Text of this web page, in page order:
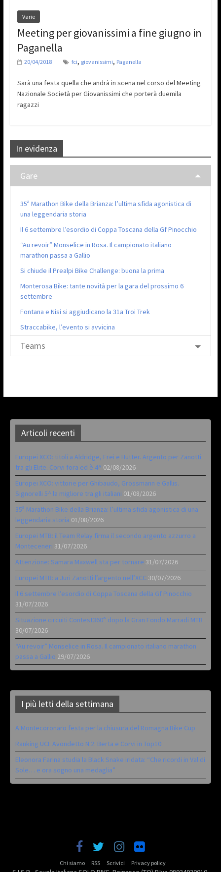
Varie
Meeting per giovanissimi a fine giugno in
Paganella
20/04/2018 fci, giovanissimi, Paganella
Sarà una festa quella che andrà in scena nel corso del Meeting
Nazionale Società per Giovanissimi che porterà duemila
ragazzi
In evidenza
Gare
35ª Marathon Bike della Brianza: l’ultima sfida agonistica di
una leggendaria storia
Il 6 settembre l’esordio di Coppa Toscana della Gf Pinocchio
“Au revoir” Monselice in Rosa. Il campionato italiano
marathon passa a Gallio
Si chiude il Prealpi Bike Challenge: buona la prima
Monterosa Bike: tante novità per la gara del prossimo 6
settembre
Fontana e Nisi si aggiudicano la 31a Troi Trek
Straccabike, l’evento si avvicina
Teams
Articoli recenti
Europei XCO: titoli a Aldridge, Frei e Hutter. Argento per Zanotti
tra gli Elite. Corvi fora ed è 4^ 02/08/2026
Europei XCO: vittorie per Ghibaudo, Grossmann e Gallis.
Signorelli 5^ la migliore tra gli italiani 01/08/2026
35ª Marathon Bike della Brianza: l’ultima sfida agonistica di una
leggendaria storia 01/08/2026
Europei MTB: il Team Relay firma il secondo argento azzurro a
Monteceneri 31/07/2026
Attenzione: Samara Maxwell sta per tornare 31/07/2026
Europei MTB: a Juri Zanotti l’argento nell’XCC 30/07/2026
Il 6 settembre l’esordio di Coppa Toscana della Gf Pinocchio
31/07/2026
Situazione circuiti Contest360° dopo la Gran Fondo Marradi MTB
30/07/2026
“Au revoir” Monselice in Rosa. Il campionato italiano marathon
passa a Gallio 29/07/2026
I più letti della settimana
A Montecoronaro festa per la chiusura del Romagna Bike Cup
Ranking UCI: Avondetto N.2. Berta e Corvi in Top10
Eleonora Farina studia la Black Snake iridata: “Che ricordi in Val di
Sole… e ora sogno una medaglia”
Chi siamo RSS Scrivici Privacy policy